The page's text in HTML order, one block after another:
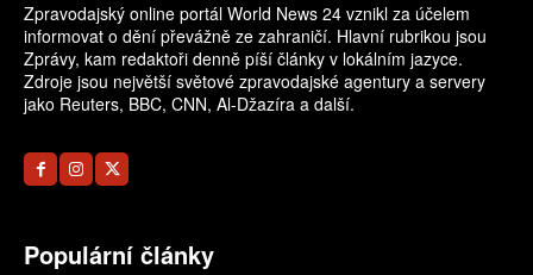
Zpravodajský online portál World News 24 vznikl za účelem
informovat o dění převážně ze zahraničí. Hlavní rubrikou jsou
Zprávy, kam redaktoři denně píší články v lokálním jazyce.
Zdroje jsou největší světové zpravodajské agentury a servery
jako Reuters, BBC, CNN, Al-Džazíra a další.
Populární články